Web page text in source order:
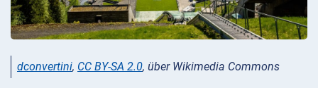
dconvertini, CC BY-SA 2.0, über Wikimedia Commons